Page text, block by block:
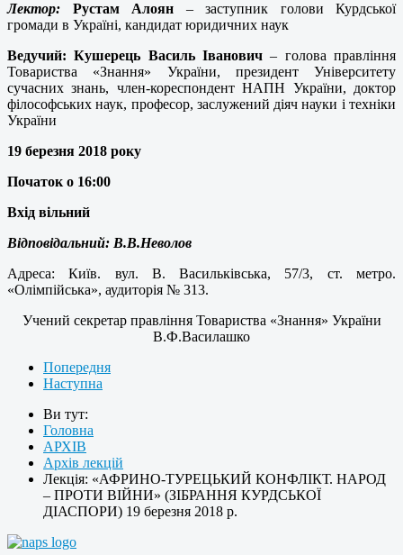
Лектор: Рустам Алоян – заступник голови Курдської
громади в Україні, кандидат юридичних наук
Ведучий: Кушерець Василь Іванович – голова правління
Товариства «Знання» України, президент Університету
сучасних знань, член-кореспондент НАПН України, доктор
філософських наук, професор, заслужений діяч науки і техніки
України
19 березня 2018 року
Початок о 16:00
Вхід вільний
Відповідальний: В.В.Неволов
Адреса: Київ. вул. В. Васильківська, 57/3, ст. метро.
«Олімпійська», аудиторія № 313.
Учений секретар правління Товариства «Знання» України
В.Ф.Василашко
Попередня
Наступна
Ви тут:
Головна
АРХІВ
Архів лекцій
Лекція: «АФРИНО-ТУРЕЦЬКИЙ КОНФЛІКТ. НАРОД
– ПРОТИ ВІЙНИ» (ЗІБРАННЯ КУРДСЬКОЇ
ДІАСПОРИ) 19 березня 2018 р.